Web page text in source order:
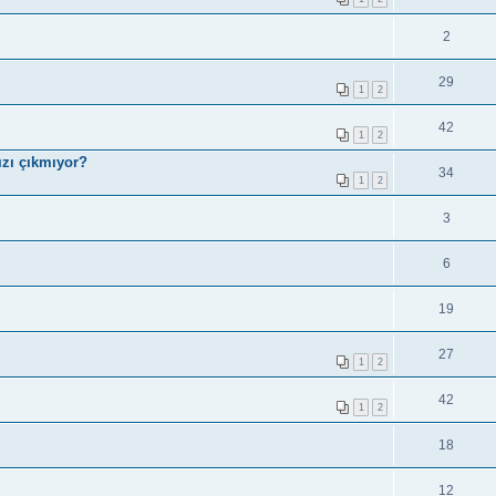
2
1 2 29
1 2 42
çıkmıyor?
1 2 34
3
6
19
1 2 27
1 2 42
18
12